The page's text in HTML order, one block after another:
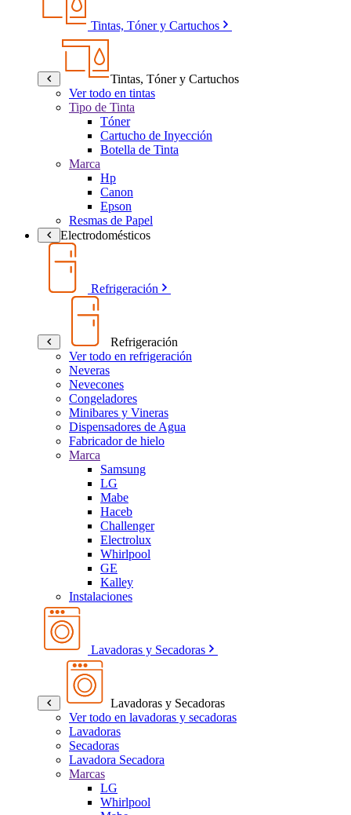
Tintas, Tóner y Cartuchos
Tintas, Tóner y Cartuchos
Ver todo en tintas
Tipo de Tinta
Tóner
Cartucho de Inyección
Botella de Tinta
Marca
Hp
Canon
Epson
Resmas de Papel
Electrodomésticos
Refrigeración
Refrigeración
Ver todo en refrigeración
Neveras
Nevecones
Congeladores
Minibares y Vineras
Dispensadores de Agua
Fabricador de hielo
Marca
Samsung
LG
Mabe
Haceb
Challenger
Electrolux
Whirlpool
GE
Kalley
Instalaciones
Lavadoras y Secadoras
Lavadoras y Secadoras
Ver todo en lavadoras y secadoras
Lavadoras
Secadoras
Lavadora Secadora
Marcas
LG
Whirlpool